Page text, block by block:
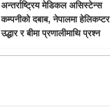
अन्तर्राष्ट्रिय मेडिकल असिस्टेन्स
कम्पनीको दबाब, नेपालमा हेलिकप्टर
उद्धार र बीमा प्रणालीमाथि प्रश्न